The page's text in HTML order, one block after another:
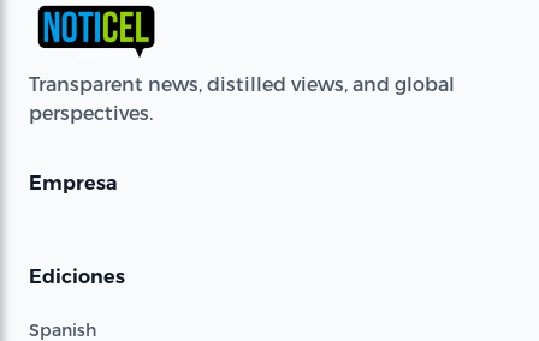
Transparent news, distilled views, and global
perspectives.
Empresa
Ediciones
Spanish